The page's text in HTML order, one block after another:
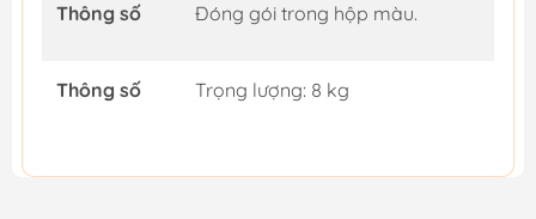
Thông số Đóng gói trong hộp màu.
Thông số Trọng lượng: 8 kg